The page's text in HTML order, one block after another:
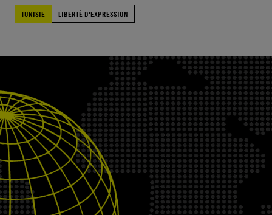
TUNISIE
LIBERTÉ D'EXPRESSION